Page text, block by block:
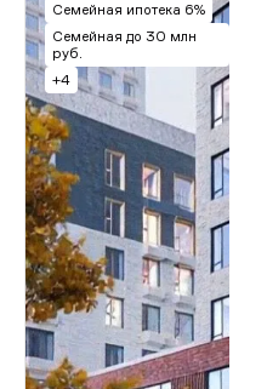
Семейная ипотека 6%
Семейная до 30 млн
руб.
+4